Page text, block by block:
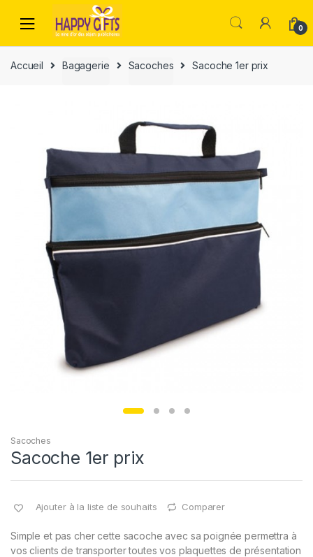
0
Accueil Bagagerie Sacoches Sacoche 1er prix
Sacoches
Sacoche 1er prix
Ajouter à la liste de souhaits Comparer
Simple et pas cher cette sacoche avec sa poignée permettra à
vos clients de transporter toutes vos plaquettes de présentation